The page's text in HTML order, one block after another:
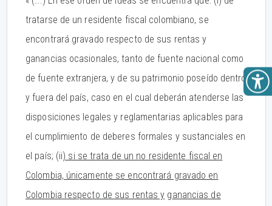
tratarse de un residente fiscal colombiano, se
encontrará gravado respecto de sus rentas y
ganancias ocasionales, tanto de fuente nacional como
de fuente extranjera, y de su patrimonio poseído dentro
y fuera del país, caso en el cual deberán atenderse las
disposiciones legales y reglamentarias aplicables para
el cumplimiento de deberes formales y sustanciales en
el país; (ii) si se trata de un no residente fiscal en
Colombia, únicamente se encontrará gravado en
Colombia respecto de sus rentas y ganancias de